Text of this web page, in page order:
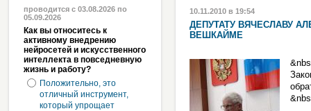
проводится с 03.08.2026 по
05.09.2026
Как вы относитесь к
активному внедрению
нейросетей и искусственного
интеллекта в повседневную
жизнь и работу?
Положительно, это
отличный инструмент,
который упрощает
10.11.2010 в 19:54
ДЕПУТАТУ ВЯЧЕСЛАВУ
ВЕШКАЙМЕ